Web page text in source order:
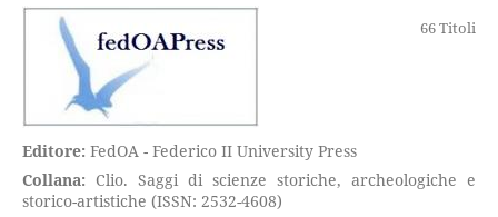
66 Titoli
Editore: FedOA - Federico II University Press
Collana: Clio. Saggi di scienze storiche, archeologiche e
storico-artistiche (ISSN: 2532-4608)